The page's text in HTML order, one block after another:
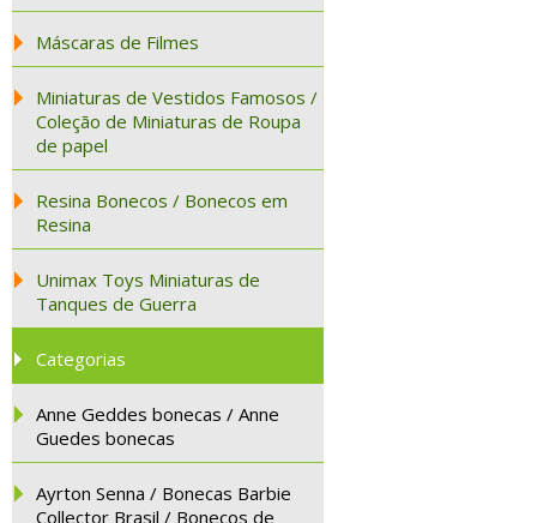
Máscaras de Filmes
Miniaturas de Vestidos Famosos /
Coleção de Miniaturas de Roupa
de papel
Resina Bonecos / Bonecos em
Resina
Unimax Toys Miniaturas de
Tanques de Guerra
Categorias
Anne Geddes bonecas / Anne
Guedes bonecas
Ayrton Senna / Bonecas Barbie
Collector Brasil / Bonecos de